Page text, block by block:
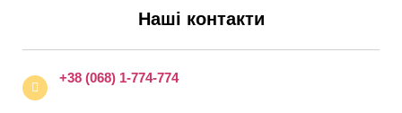
Наші контакти
+38 (068) 1-774-774